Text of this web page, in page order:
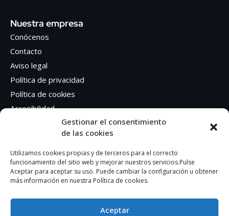
Gestionar el consentimiento
de las cookies
Utilizamos cookies propias y de terceros para el correcto
funcionamiento del sitio web y mejorar nuestros servicios.Pulse
Aceptar para aceptar su uso. Puede cambiar la configuración u obtener
más información en nuestra Política de cookies.
Aceptar
Nuestra empresa
Conócenos
Contacto
Aviso legal
Política de privacidad
Política de cookies
Accesibilidad
Síguenos en Redes sociales
Facebook
Instagram